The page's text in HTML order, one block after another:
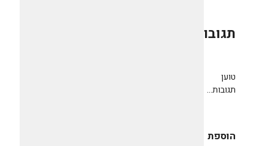
תגובות
טוען
תגובות...
הוספת